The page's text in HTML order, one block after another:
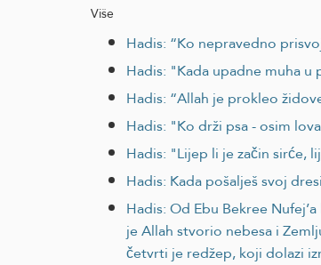
Više
Hadis: “Ko nepravedno
Hadis: "Kada upadne muha
Hadis: “Allah je prokleo
Hadis: "Ko drži psa - osim
Hadis: "Lijep li je začin sirće,
Hadis: Kada pošalješ svoj
Hadis: Od Ebu Bekree
je Allah stvorio nebesa i
četvrti je redžep, koji dolazi